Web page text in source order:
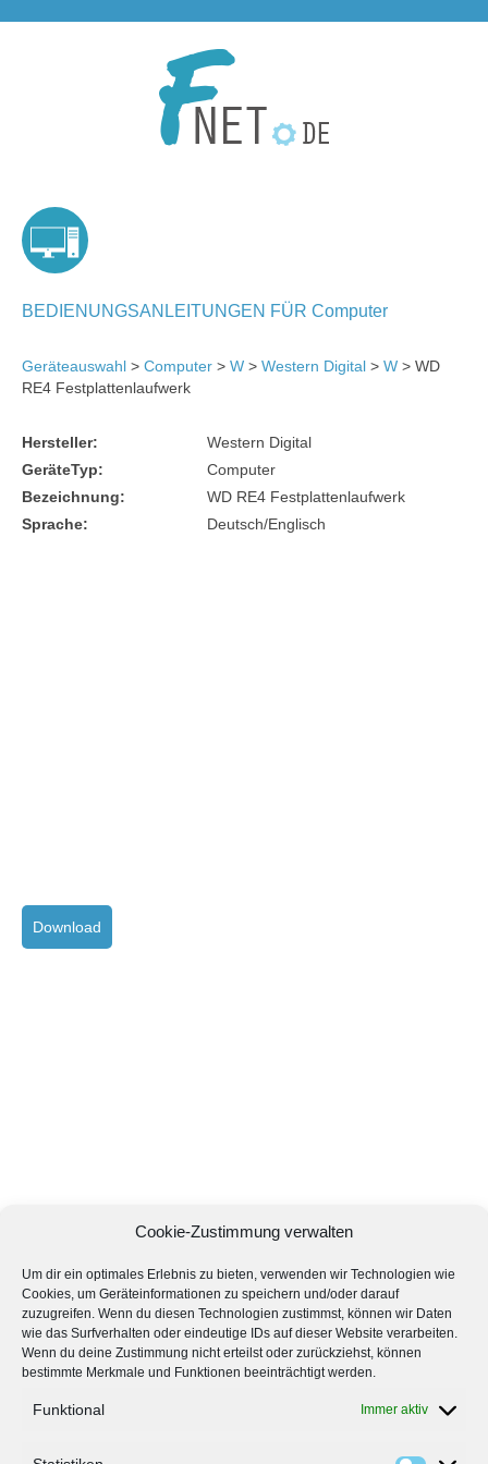
Cookie-Zustimmung verwalten
Um dir ein optimales Erlebnis zu bieten, verwenden wir Technologien wie
Cookies, um Geräteinformationen zu speichern und/oder darauf
zuzugreifen. Wenn du diesen Technologien zustimmst, können wir Daten
wie das Surfverhalten oder eindeutige IDs auf dieser Website verarbeiten.
Wenn du deine Zustimmung nicht erteilst oder zurückziehst, können
bestimmte Merkmale und Funktionen beeinträchtigt werden.
Funktional Immer aktiv
BEDIENUNGSANLEITUNGEN FÜR Computer
Geräteauswahl > Computer > W > Western Digital > W > WD
RE4 Festplattenlaufwerk
Hersteller:
Western Digital
GeräteTyp:
Computer
Bezeichnung:
WD RE4 Festplattenlaufwerk
Sprache:
Deutsch/Englisch
Download